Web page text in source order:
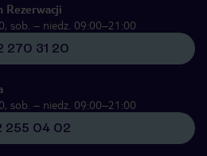
Rezerwacji
sob. – niedz. 09:00–21:00
270 31 20
sob. – niedz. 09:00–21:00
255 04 02